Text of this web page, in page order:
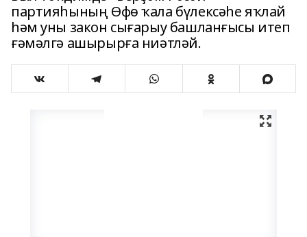
партияһының Өфө ҡала бүлексәһе яҡлай
һәм уны закон сығарыу башланғысы итеп
ғәмәлгә ашырырға ниәтләй.